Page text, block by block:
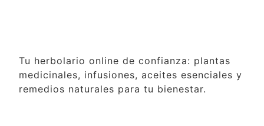
Tu herbolario online de confianza: plantas
medicinales, infusiones, aceites esenciales y
remedios naturales para tu bienestar.